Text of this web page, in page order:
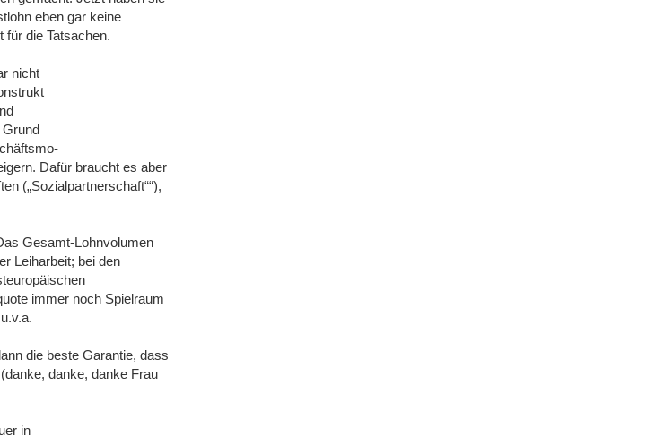
eben gar keine
für die Tatsachen.
nicht
Grund
Dafür braucht es aber
(„Sozialpartnerschaft““),
Gesamt-Lohnvolumen
Leiharbeit; bei den
immer noch Spielraum
die beste Garantie, dass
danke, danke Frau
in